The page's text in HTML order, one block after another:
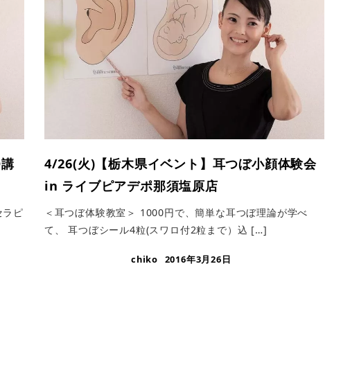
ピ
4/26(火)【栃木県イベント】耳つぼ小顔体験会
in ライブピアデポ那須塩原店
＜耳つぼ体験教室＞ 1000円で、簡単な耳つぼ理論が学べ
て、 耳つぼシール4粒(スワロ付2粒まで）込 […]
chiko 2016年3月26日